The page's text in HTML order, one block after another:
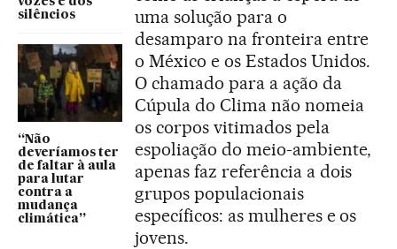
silêncios
“Não
deveríamos ter
de faltar à aula
para lutar
contra a
mudança
climática”
uma solução para o
desamparo na fronteira entre
o México e os Estados Unidos.
O chamado para a ação da
Cúpula do Clima não nomeia
os corpos vitimados pela
espoliação do meio-ambiente,
apenas faz referência a dois
grupos populacionais
específicos: as mulheres e os
jovens.